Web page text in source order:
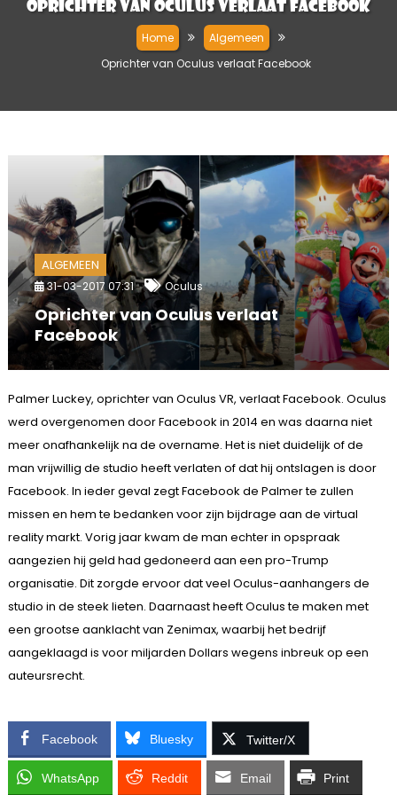
Oprichter van Oculus verlaat Facebook
Home
Algemeen
Oprichter van Oculus verlaat Facebook
ALGEMEEN
31-03-2017 07:31 Oculus
Oprichter van Oculus verlaat
Facebook
Palmer Luckey, oprichter van Oculus VR, verlaat Facebook. Oculus
werd overgenomen door Facebook in 2014 en was daarna niet
meer onafhankelijk na de overname. Het is niet duidelijk of de
man vrijwillig de studio heeft verlaten of dat hij ontslagen is door
Facebook. In ieder geval zegt Facebook de Palmer te zullen
missen en hem te bedanken voor zijn bijdrage aan de virtual
reality markt. Vorig jaar kwam de man echter in opspraak
aangezien hij geld had gedoneerd aan een pro-Trump
organisatie. Dit zorgde ervoor dat veel Oculus-aanhangers de
studio in de steek lieten. Daarnaast heeft Oculus te maken met
een grootse aanklacht van Zenimax, waarbij het bedrijf
aangeklaagd is voor miljarden Dollars wegens inbreuk op een
auteursrecht.
Facebook Bluesky Twitter/X
WhatsApp Reddit Email Print